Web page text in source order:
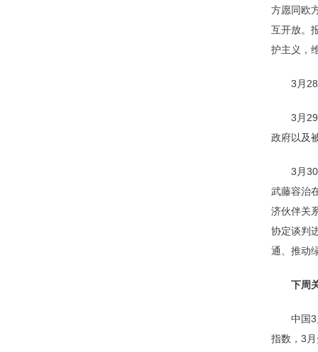
方愿同欧
互开放。
护主义，
3月
3月
政府以及
3月
武藤容治
济伙伴关
协定谈判
通、推动
下周
中国
指数，3